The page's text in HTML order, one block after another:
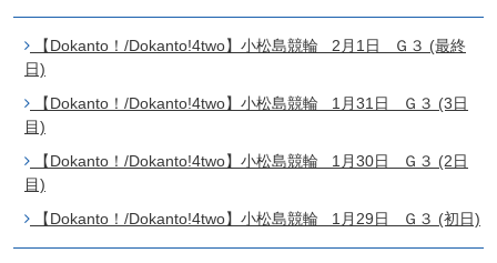
【Dokanto！/Dokanto!4two】小松島競輪 2月1日 Ｇ３ (最終
日)
【Dokanto！/Dokanto!4two】小松島競輪 1月31日 Ｇ３ (3日
目)
【Dokanto！/Dokanto!4two】小松島競輪 1月30日 Ｇ３ (2日
目)
【Dokanto！/Dokanto!4two】小松島競輪 1月29日 Ｇ３ (初日)